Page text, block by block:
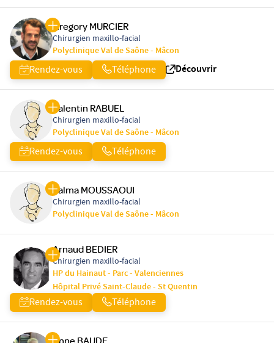
Gregory MURCIER
Chirurgien maxillo-facial
Polyclinique Val de Saône - Mâcon
Rendez-vous Téléphone Découvrir
Valentin RABUEL
Chirurgien maxillo-facial
Polyclinique Val de Saône - Mâcon
Rendez-vous Téléphone
Salma MOUSSAOUI
Chirurgien maxillo-facial
Polyclinique Val de Saône - Mâcon
Arnaud BEDIER
Chirurgien maxillo-facial
HP du Hainaut - Parc - Valenciennes
Hôpital Privé Saint-Claude - St Quentin
Rendez-vous Téléphone